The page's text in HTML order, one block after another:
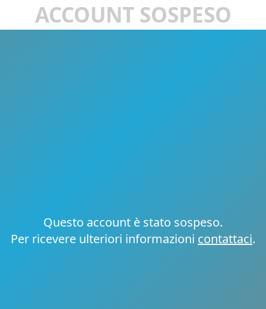
ACCOUNT SOSPESO
Questo account è stato sospeso.
Per ricevere ulteriori informazioni contattaci.